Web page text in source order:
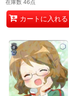
在庫数 46点
カートに入れる